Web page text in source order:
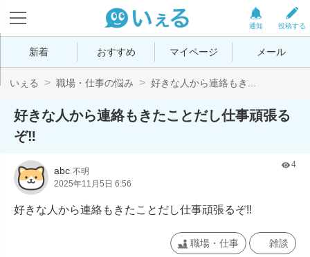
投稿する
通知
新着 おすすめ マイページ メール
いぇる 職場・仕事の悩み 好きな人から連絡もき...
好きな人から連絡もきたことだし仕事頑張る
ぞ‼️
abc 不明
2025年11月5日 6:56
4
好きな人から連絡もきたことだし仕事頑張るぞ‼️
職場・仕事 雑談